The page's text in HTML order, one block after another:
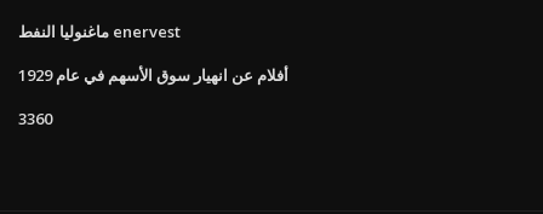
ماغنوليا النفط enervest
أفلام عن انهيار سوق الأسهم في عام 1929
3360